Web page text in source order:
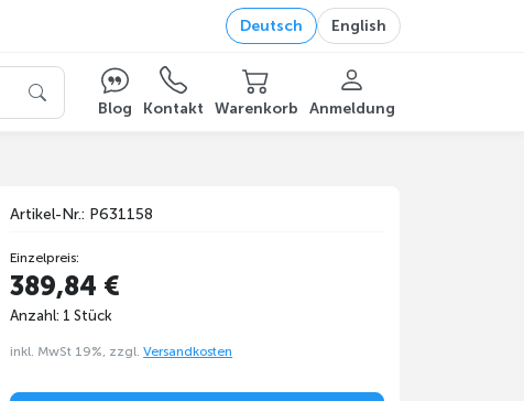
Deutsch English
Blog
Kontakt Warenkorb Anmeldung
Artikel-Nr.: P631158
Einzelpreis:
389,84 €
Anzahl: 1 Stück
inkl. MwSt 19%, zzgl.Versandkosten